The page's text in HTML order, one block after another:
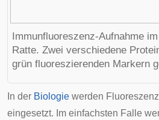
Immunfluoreszenz-Aufnahme
Ratte. Zwei verschiedene
grün fluoreszierenden Markern
In der Biologie werden
eingesetzt. Im einfachsten Falle